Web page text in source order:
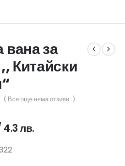
вана за
Китайски
( Все още няма отзиви. )
4.3 лв.